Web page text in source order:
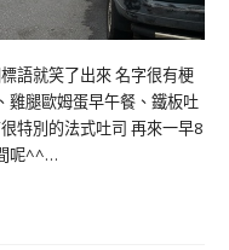
語就笑了出來 名字很有梗
雞腿歐姆蛋早午餐、鐵板吐
特別的法式吐司 再來一早8
呢^^…